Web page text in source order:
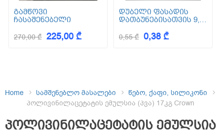
გამწოვი
ჩასაშენებელი
270,00 ₾ 225,00 ₾
დუბელი ფასადის
დათბუნებისათვის 9,5
0,55 ₾ 0,38 ₾
Home სამშენებლო მასალები
წებო, ქაფი, სილიკონი
პოლივინილაცეტატის ემულსია (პვა) 17კგ Crown
პოლივინილაცეტატის ემულსია